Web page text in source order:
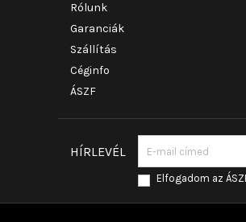
Rólunk
Garanciák
Szállítás
Céginfo
ÁSZF
HÍRLEVÉL
Elfogadom az